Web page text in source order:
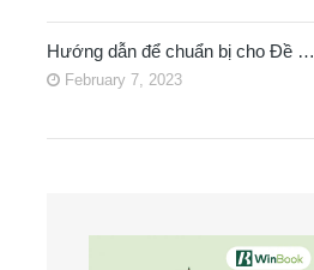
Hướng dẫn để chuẩn bị cho Đề …
February 7, 2023